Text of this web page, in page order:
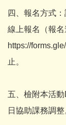
四、報名方式
線上報名（報名
https://
止。
五、檢附本活
日協助課務調整